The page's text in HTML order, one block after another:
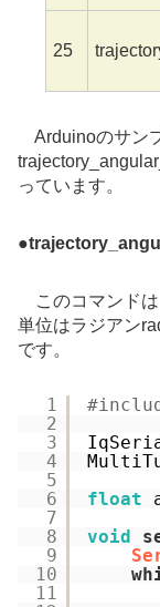
25
Arduinoのサン
っています。
●
このコマンドは
単位はラジアン
です。
1
2
3
4
5
6
7
8
9
10
11
float
void